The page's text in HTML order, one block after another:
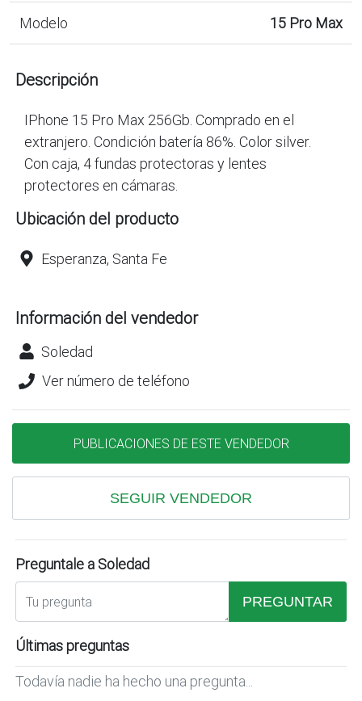
Modelo 15 Pro Max
Descripción
IPhone 15 Pro Max 256Gb. Comprado en el
extranjero. Condición batería 86%. Color silver.
Con caja, 4 fundas protectoras y lentes
protectores en cámaras.
Ubicación del producto
Esperanza, Santa Fe
Información del vendedor
Soledad
Ver número de teléfono
PUBLICACIONES DE ESTE VENDEDOR
SEGUIR VENDEDOR
Preguntale a Soledad
PREGUNTAR
Últimas preguntas
Todavía nadie ha hecho una pregunta...